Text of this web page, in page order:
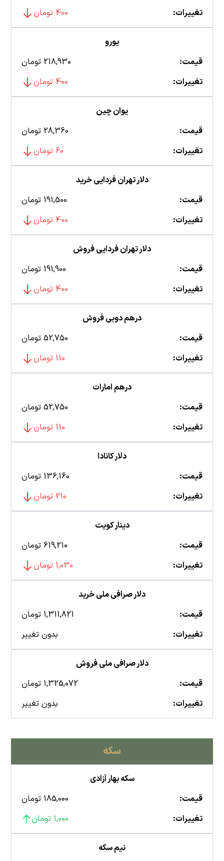
تغییرات: 400 تومان
یورو
قیمت:
218,930 تومان
تغییرات:
400 تومان
یوان چین
قیمت:
28,360 تومان
تغییرات:
60 تومان
دلار تهران فردایی خرید
قیمت:
191,500 تومان
تغییرات:
400 تومان
دلار تهران فردایی فروش
قیمت:
191,900 تومان
تغییرات:
400 تومان
درهم دوبی فروش
قیمت:
52,750 تومان
تغییرات:
110 تومان
درهم امارات
قیمت:
52,750 تومان
تغییرات:
110 تومان
دلار کانادا
قیمت:
136,160 تومان
تغییرات:
210 تومان
دینار کویت
قیمت:
619,210 تومان
تغییرات:
1,030 تومان
دلار صرافی ملی خرید
قیمت:
1,311,821 تومان
تغییرات:
بدون تغییر
دلار صرافی ملی فروش
قیمت:
1,325,072 تومان
تغییرات:
بدون تغییر
سکه
سکه بهار آزادی
قیمت:
185,000 تومان
تغییرات:
1,000 تومان
نیم سکه